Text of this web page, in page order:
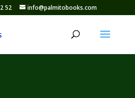
52 info@palmitobooks.com